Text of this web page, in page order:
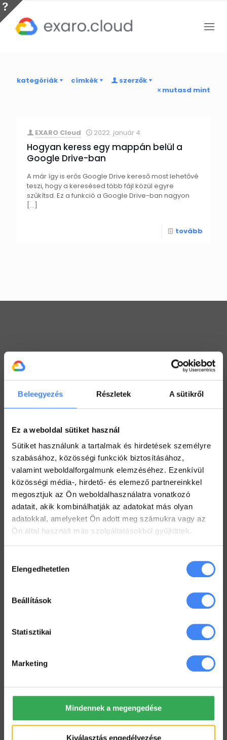
Beleegyezés Részletek A sütikről
Ez a weboldal sütiket használ
Sütiket használunk a tartalmak és hirdetések személyre
szabásához, közösségi funkciók biztosításához,
valamint weboldalforgalmunk elemzéséhez. Ezenkívül
közösségi média-, hirdető- és elemező partnereinkkel
megosztjuk az Ön weboldalhasználatra vonatkozó
adatait, akik kombinálhatják az adatokat más olyan
adatokkal, amelyeket Ön adott meg számukra vagy az
Ön által használt más szolgáltatásokból gyűjtöttek.
kiválasztása
Elengedhetetlen
Beállítások
Statisztikai
Marketing
Mindennek a megengedése
Kiválasztás engedélyezése
kategóriák címkék
szerzők
mutasd mint
EXARO Cloud 2022. január 4.
Hogyan keress egy mappán belül a
Google Drive-ban
A már így is erős Google Drive kereső most lehetővé
teszi, hogy a keresésed több fájl közül egyre
szűkítsd. Ez a funkció a Google Drive-ban nagyon
[…]
tovább
2022. július 26.
Értekezlet szervezése emailen keresztül
Hogyan ellenőrizd a kijelölt feladataid a Drive-ban
2022. július 19.
Hogyan tarts minden Gmail mappát szem előtt?
2022. július 18.
Dolgozz zip fájlokkal a Drive-ban
2022. július 12.
Starter vagy Standard?
2022. május 3.